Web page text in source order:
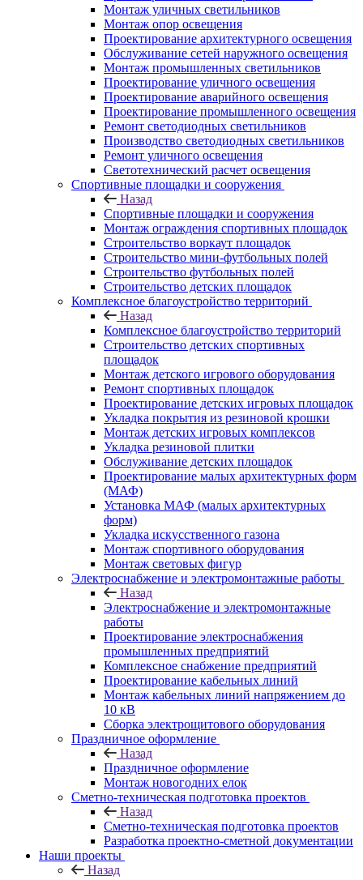
Монтаж уличных светильников
Монтаж опор освещения
Проектирование архитектурного освещения
Обслуживание сетей наружного освещения
Монтаж промышленных светильников
Проектирование уличного освещения
Проектирование аварийного освещения
Проектирование промышленного освещения
Ремонт светодиодных светильников
Производство светодиодных светильников
Ремонт уличного освещения
Светотехнический расчет освещения
Спортивные площадки и сооружения
Назад
Спортивные площадки и сооружения
Монтаж ограждения спортивных площадок
Строительство воркаут площадок
Строительство мини-футбольных полей
Строительство футбольных полей
Строительство детских площадок
Комплексное благоустройство территорий
Назад
Комплексное благоустройство территорий
Строительство детских спортивных
площадок
Монтаж детского игрового оборудования
Ремонт спортивных площадок
Проектирование детских игровых площадок
Укладка покрытия из резиновой крошки
Монтаж детских игровых комплексов
Укладка резиновой плитки
Обслуживание детских площадок
Проектирование малых архитектурных форм
(МАФ)
Установка МАФ (малых архитектурных
форм)
Укладка искусственного газона
Монтаж спортивного оборудования
Монтаж световых фигур
Электроснабжение и электромонтажные работы
Назад
Электроснабжение и электромонтажные
работы
Проектирование электроснабжения
промышленных предприятий
Комплексное снабжение предприятий
Проектирование кабельных линий
Монтаж кабельных линий напряжением до
10 кВ
Сборка электрощитового оборудования
Праздничное оформление
Назад
Праздничное оформление
Монтаж новогодних елок
Сметно-техническая подготовка проектов
Назад
Сметно-техническая подготовка проектов
Разработка проектно-сметной документации
Наши проекты
Назад